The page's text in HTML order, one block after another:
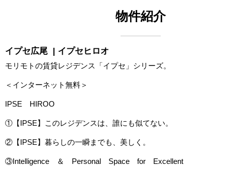
物件紹介
イプセ広尾 | イプセヒロオ
モリモトの賃貸レジデンス「イプセ」シリーズ。
＜インターネット無料＞
IPSE HIROO
①【IPSE】このレジデンスは、誰にも似てない。
②【IPSE】暮らしの一瞬までも、美しく。
③Intelligence ＆ Personal Space for Excellent